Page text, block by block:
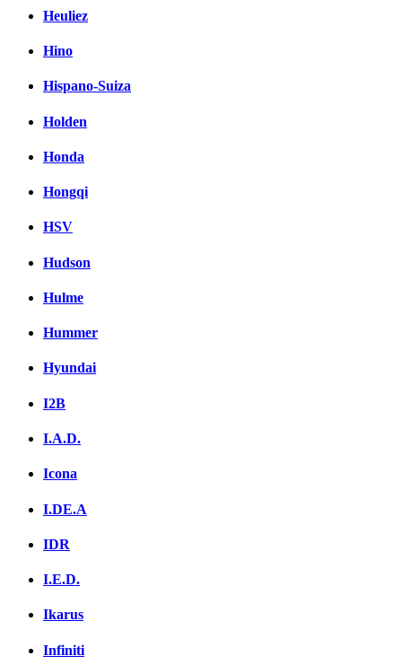
Heuliez
Hino
Hispano-Suiza
Holden
Honda
Hongqi
HSV
Hudson
Hulme
Hummer
Hyundai
I2B
I.A.D.
Icona
I.DE.A
IDR
I.E.D.
Ikarus
Infiniti